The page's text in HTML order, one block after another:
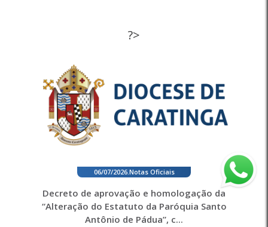
?>
06/07/2026. Notas Oficiais
Decreto de aprovação e homologação da
“Alteração do Estatuto da Paróquia Santo
Antônio de Pádua”, c...